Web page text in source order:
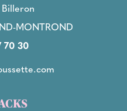
MONTROND
70 30